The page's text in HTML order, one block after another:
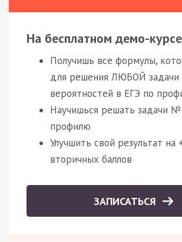
На бесплатном демо-
Получишь все формулы,
для решения ЛЮБОЙ задачи
вероятностей в ЕГЭ по
Научишься решать задачи
профилю
Улучшить свой результат на
вторичных баллов
ЗАПИСАТЬСЯ